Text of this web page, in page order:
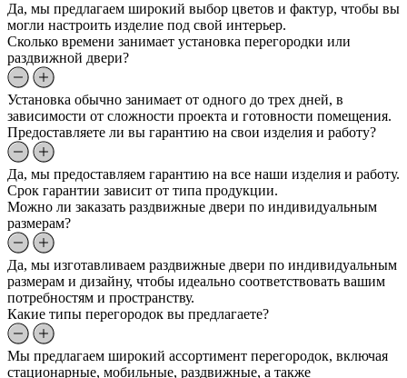
Да, мы предлагаем широкий выбор цветов и фактур, чтобы вы
могли настроить изделие под свой интерьер.
Сколько времени занимает установка перегородки или
раздвижной двери?
Установка обычно занимает от одного до трех дней, в
зависимости от сложности проекта и готовности помещения.
Предоставляете ли вы гарантию на свои изделия и работу?
Да, мы предоставляем гарантию на все наши изделия и работу.
Срок гарантии зависит от типа продукции.
Можно ли заказать раздвижные двери по индивидуальным
размерам?
Да, мы изготавливаем раздвижные двери по индивидуальным
размерам и дизайну, чтобы идеально соответствовать вашим
потребностям и пространству.
Какие типы перегородок вы предлагаете?
Мы предлагаем широкий ассортимент перегородок, включая
стационарные, мобильные, раздвижные, а также